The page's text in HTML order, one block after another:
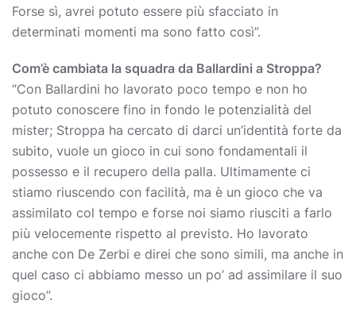
Forse sì, avrei potuto essere più sfacciato in
determinati momenti ma sono fatto così”.
Com’è cambiata la squadra da Ballardini a Stroppa?
“Con Ballardini ho lavorato poco tempo e non ho
potuto conoscere fino in fondo le potenzialità del
mister; Stroppa ha cercato di darci un’identità forte da
subito, vuole un gioco in cui sono fondamentali il
possesso e il recupero della palla. Ultimamente ci
stiamo riuscendo con facilità, ma è un gioco che va
assimilato col tempo e forse noi siamo riusciti a farlo
più velocemente rispetto al previsto. Ho lavorato
anche con De Zerbi e direi che sono simili, ma anche in
quel caso ci abbiamo messo un po’ ad assimilare il suo
gioco”.